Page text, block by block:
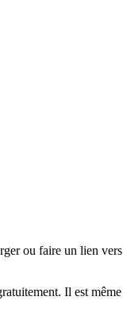
ou faire un lien
Il est